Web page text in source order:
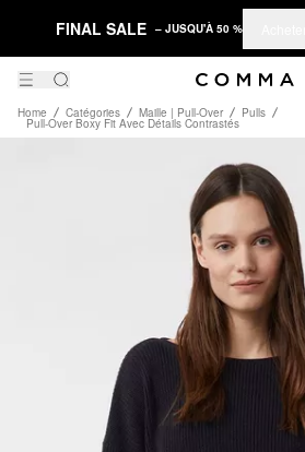
FINAL SALE – JUSQU'À 50 %
Home Catégories Maille | Pull-Over Pulls
Pull-Over Boxy Fit Avec Détails Contrastés